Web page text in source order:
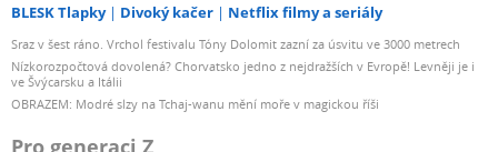
BLESK Tlapky Divoký kačer Netflix filmy a seriály
Sraz v šest ráno. Vrchol festivalu Tóny Dolomit zazní za úsvitu ve 3000 metrech
Nízkorozpočtová dovolená? Chorvatsko jedno z nejdražších v Evropě! Levněji je i
ve Švýcarsku a Itálii
OBRAZEM: Modré slzy na Tchaj-wanu mění moře v magickou říši
Pro generaci Z